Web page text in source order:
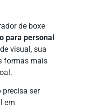
de boxe
para personal
visual, sua
formas mais
precisa ser
em